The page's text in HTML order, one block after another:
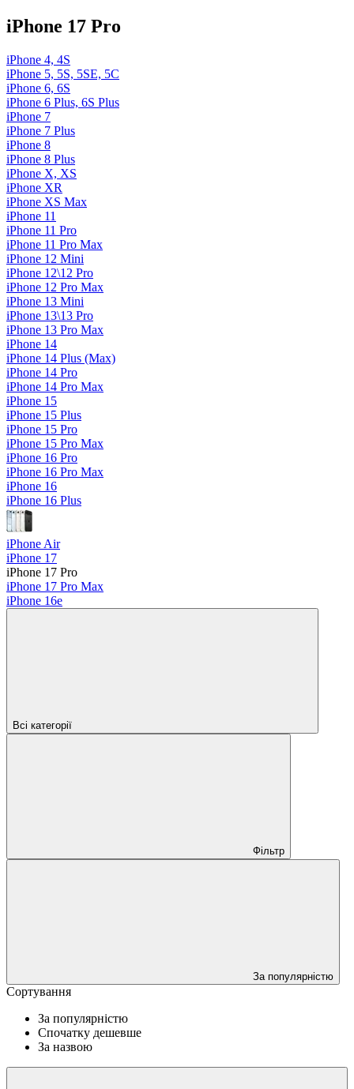
iPhone 17 Pro
iPhone 4, 4S
iPhone 5, 5S, 5SE, 5С
iPhone 6, 6S
iPhone 6 Plus, 6S Plus
iPhone 7
iPhone 7 Plus
iPhone 8
iPhone 8 Plus
iPhone X, XS
iPhone XR
iPhone XS Max
iPhone 11
iPhone 11 Pro
iPhone 11 Pro Max
iPhone 12 Mini
iPhone 12\12 Pro
iPhone 12 Pro Max
iPhone 13 Mini
iPhone 13\13 Pro
iPhone 13 Pro Max
iPhone 14
iPhone 14 Plus (Max)
iPhone 14 Pro
iPhone 14 Pro Max
iPhone 15
iPhone 15 Plus
iPhone 15 Pro
iPhone 15 Pro Max
iPhone 16 Pro
iPhone 16 Pro Max
iPhone 16
iPhone 16 Plus
iPhone Air
iPhone 17
iPhone 17 Pro
iPhone 17 Pro Max
iPhone 16e
Всі категорії
Фільтр
За популярністю
Сортування
За популярністю
Спочатку дешевше
За назвою